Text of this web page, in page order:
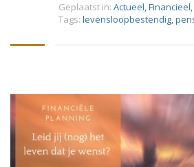
Geplaatst in: Actueel,Financieel,
Tags: levensloopbestendig,